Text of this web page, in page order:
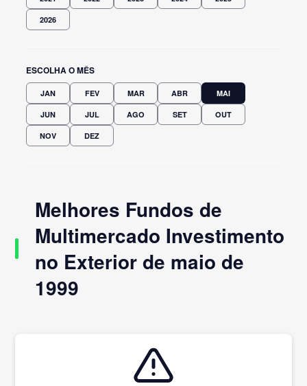
2026
ESCOLHA O MÊS
JAN FEV MAR ABR MAI
JUN JUL AGO SET OUT
NOV DEZ
Melhores Fundos de
Multimercado Investimento
no Exterior de maio de
1999